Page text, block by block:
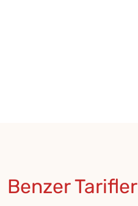
Benzer Tarifler